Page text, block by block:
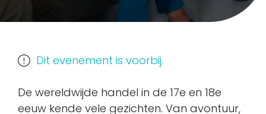
Dit evenement is voorbij.
De wereldwijde handel in de 17e en 18e
eeuw kende vele gezichten. Van avontuur,